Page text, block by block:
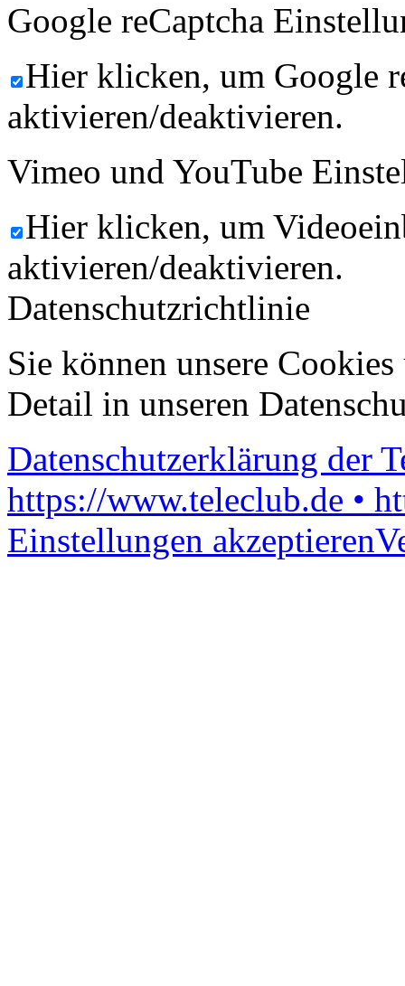
Google reCaptcha
Hier klicken, um Google
aktivieren/deaktivieren.
Vimeo und YouTube
Hier klicken, um
aktivieren/deaktivieren.
Datenschutzrichtlinie
Sie können unsere
Detail in unseren
Datenschutzerklärung der
https://www.teleclub.de •
Einstellungen akzeptieren